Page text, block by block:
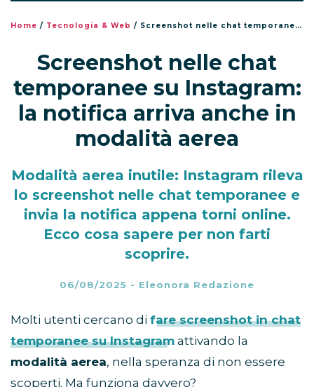
Home / Tecnologia & Web / Screenshot nelle chat temporanee su Instagram: la notifica arriva anche in modalità aerea
Screenshot nelle chat
temporanee su Instagram:
la notifica arriva anche in
modalità aerea
Modalità aerea inutile: Instagram rileva
lo screenshot nelle chat temporanee e
invia la notifica appena torni online.
Ecco cosa sapere per non farti
scoprire.
06/08/2025 - Eleonora Redazione
Molti utenti cercano di fare screenshot in chat
temporanee su Instagram attivando la
modalità aerea, nella speranza di non essere
scoperti. Ma funziona davvero?